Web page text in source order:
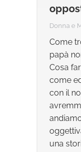
Donna e
Come
papà
Cosa
come
con il
una